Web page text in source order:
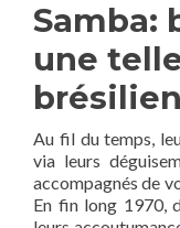
Samba:
une
Au fil du temps,
via leurs
accompagnés de
En fin long 1970,